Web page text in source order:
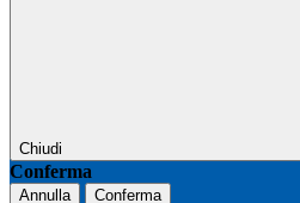
Chiudi
Conferma
Annulla Conferma